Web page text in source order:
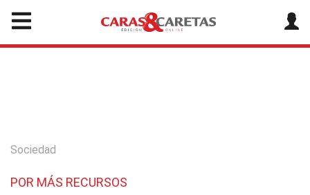
Sociedad
POR MÁS RECURSOS